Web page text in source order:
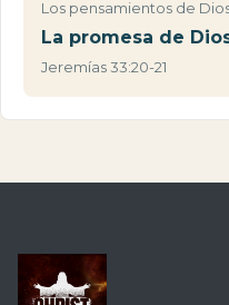
Los pensamientos de
La promesa de
Jeremías 33:20-21